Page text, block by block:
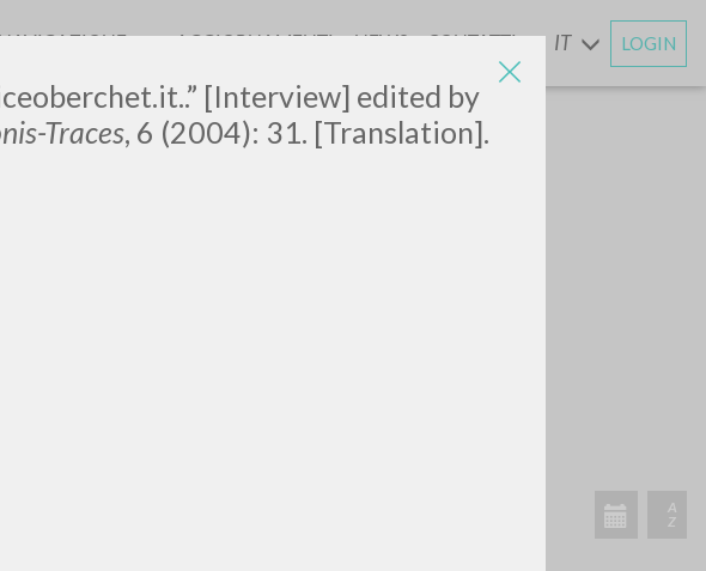
[Interview] edited by
Traces, 6 (2004): 31. [Translation].
AGGIORNAMENTIENEWS CONTATTI IT LOGIN